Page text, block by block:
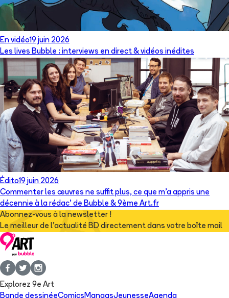
En vidéo19 juin 2026
Les lives Bubble : interviews en direct & vidéos inédites
Édito19 juin 2026
Commenter les œuvres ne suffit plus, ce que m’a appris une
décennie à la rédac’ de Bubble & 9ème Art.fr
Abonnez-vous à la newsletter !
Le meilleur de l'actualité BD directement dans votre boîte mail
Explorez 9e Art
Bande dessinéeComics MangasJeunesseAgenda